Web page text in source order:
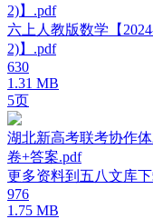
2)】.pdf
六上人教版数学【
2)】.pdf
630
1.31 MB
5页
湖北新高考联考协作
卷+答案.pdf
更多资料到五八文库下
976
1.75 MB